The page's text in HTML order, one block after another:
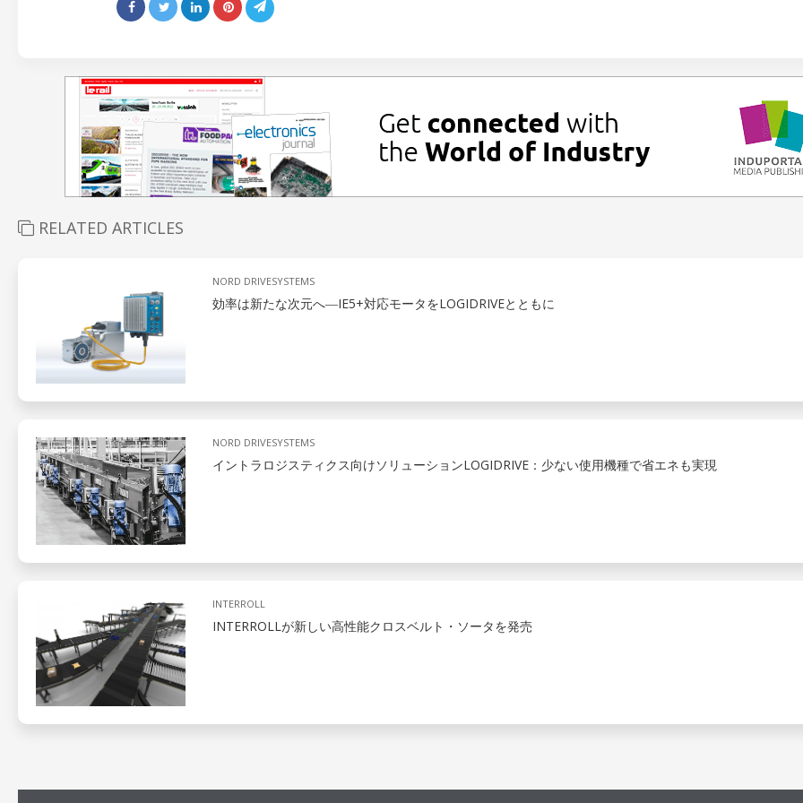
RELATED ARTICLES
NORD DRIVESYSTEMS
効率は新たな次元へ―IE5+対応モータをLOGIDRIVEとともに
NORD DRIVESYSTEMS
イントラロジスティクス向けソリューションLOGIDRIVE：少ない使用機種で省エネも実現
INTERROLL
INTERROLLが新しい高性能クロスベルト・ソータを発売